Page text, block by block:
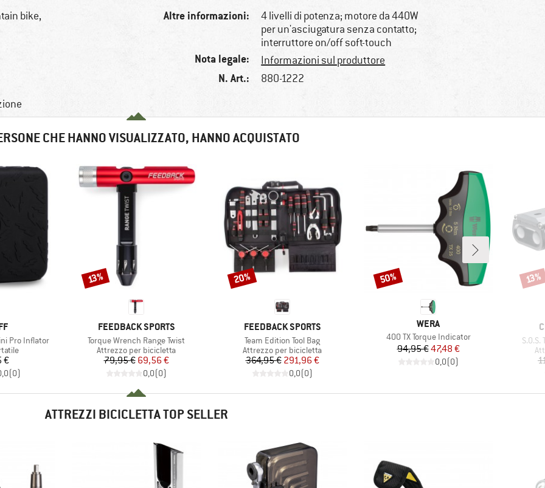
bike,
Altre informazioni:
4 livelli di potenza; motore da 440W
per un'asciugatura senza contatto;
interruttore on/off soft-touch
Nota legale: Informazioni sul produttore
N. Art.: 880-1222
CHE HANNO VISUALIZZATO, HANNO ACQUISTATO
Pro Inflator
€
(0)
MARCHIO
FEEDBACK SPORTS
Articolo
Torque Wrench Range Twist
Gruppo di prodotti
Attrezzo per bicicletta
Prezzo
79,95 €Prezzo ridotto
69,56 €
0,0(0)
Sconto
13%
MARCHIO
FEEDBACK SPORTS
Articolo
Team Edition Tool Bag
Gruppo di prodotti
Attrezzo per bicicletta
Prezzo
364,95 €Prezzo ridotto
291,96 €
0,0(0)
Sconto
20%
MARCHIO
WERA
Articolo
400 TX Torque Indicator
Prezzo
94,95 €Prezzo ridotto
47,48 €
0,0(0)
Sconto
50% 13%
ATTREZZI BICICLETTA TOP SELLER